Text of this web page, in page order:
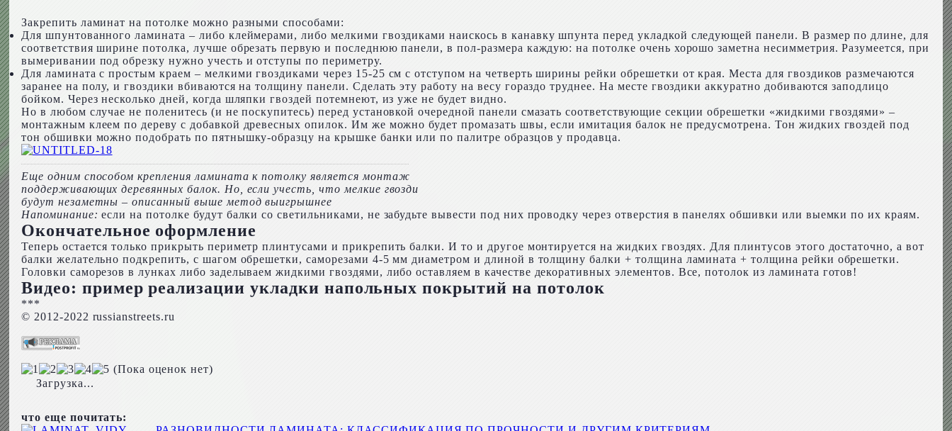
Закрепить ламинат на потолке можно разными способами:
Для шпунтованного ламината – либо клеймерами, либо мелкими гвоздиками наискось в канавку шпунта перед укладкой следующей панели. В размер по длине, для
соответствия ширине потолка, лучше обрезать первую и последнюю панели, в пол-размера каждую: на потолке очень хорошо заметна несимметрия. Разумеется, при
вымеривании под обрезку нужно учесть и отступы по периметру.
Для ламината с простым краем – мелкими гвоздиками через 15-25 см с отступом на четверть ширины рейки обрешетки от края. Места для гвоздиков размечаются
заранее на полу, и гвоздики вбиваются на толщину панели. Сделать эту работу на весу гораздо труднее. На месте гвоздики аккуратно добиваются заподлицо
бойком. Через несколько дней, когда шляпки гвоздей потемнеют, из уже не будет видно.
Но в любом случае не поленитесь (и не поскупитесь) перед установкой очередной панели смазать соответствующие секции обрешетки «жидкими гвоздями» –
монтажным клеем по дереву с добавкой древесных опилок. Им же можно будет промазать швы, если имитация балок не предусмотрена. Тон жидких гвоздей под
тон обшивки можно подобрать по пятнышку-образцу на крышке банки или по палитре образцов у продавца.
Еще одним способом крепления ламината к потолку является монтаж
поддерживающих деревянных балок. Но, если учесть, что мелкие гвозди
будут незаметны – описанный выше метод выигрышнее
Напоминание: если на потолке будут балки со светильниками, не забудьте вывести под них проводку через отверстия в панелях обшивки или выемки по их краям.
Окончательное оформление
Теперь остается только прикрыть периметр плинтусами и прикрепить балки. И то и другое монтируется на жидких гвоздях. Для плинтусов этого достаточно, а вот
балки желательно подкрепить, с шагом обрешетки, саморезами 4-5 мм диаметром и длиной в толщину балки + толщина ламината + толщина рейки обрешетки.
Головки саморезов в лунках либо заделываем жидкими гвоздями, либо оставляем в качестве декоративных элементов. Все, потолок из ламината готов!
Видео: пример реализации укладки напольных покрытий на потолок
***
© 2012-2022 russianstreets.ru
(Пока оценок нет)
Загрузка...
что еще почитать: